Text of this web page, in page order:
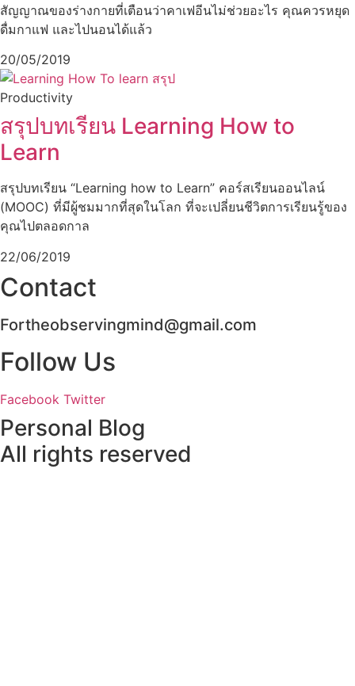
สัญญาณของร่างกายที่เตือนว่าคาเฟอีนไม่ช่วยอะไร คุณควรหยุด
ดื่มกาแฟ และไปนอนได้แล้ว
20/05/2019
Productivity
สรุปบทเรียน Learning How to
Learn
สรุปบทเรียน “Learning how to Learn”​ คอร์สเรียนออนไลน์
(MOOC) ที่มีผู้ชมมากที่สุดในโลก ที่จะเปลี่ยนชีวิตการเรียนรู้ของ
คุณไปตลอดกาล
22/06/2019
Contact
Fortheobservingmind@gmail.com
Follow Us
Facebook Twitter
Personal Blog
All rights reserved